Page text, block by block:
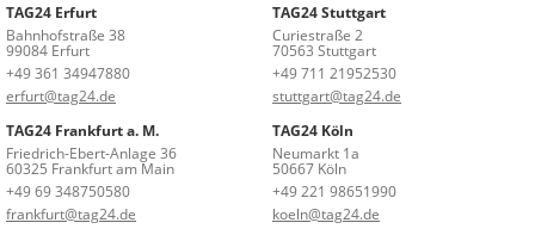
TAG24 Erfurt
Bahnhofstraße 38
99084 Erfurt
+49 361 34947880
erfurt@tag24.de
TAG24 Stuttgart
Curiestraße 2
70563 Stuttgart
+49 711 21952530
stuttgart@tag24.de
TAG24 Frankfurt a. M.
Friedrich-Ebert-Anlage 36
60325 Frankfurt am Main
+49 69 348750580
frankfurt@tag24.de
TAG24 Köln
Neumarkt 1a
50667 Köln
+49 221 98651990
koeln@tag24.de